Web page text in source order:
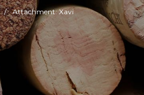
Attachment: Xavi